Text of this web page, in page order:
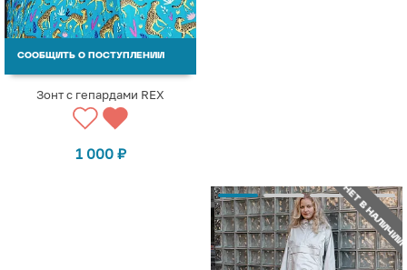
СООБЩИТЬ О ПОСТУПЛЕНИИ
Зонт с гепардами REX
1 000 ₽
НЕТ В НАЛИЧИИ